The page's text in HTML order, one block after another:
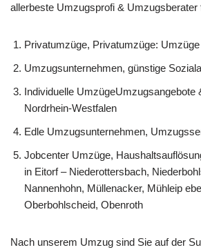
allerbeste Umzugsprofi & Umzugsberater
Privatumzüge, Privatumzüge:
Umzugsunternehmen, günstige
Individuelle UmzügeUmzugsangebote
Nordrhein-Westfalen
Edle Umzugsunternehmen,
Jobcenter Umzüge,
in Eitorf – Niederottersbach,
Nannenhohn, Müllenacker, Mühleip
Oberbohlscheid, Obenroth
Nach unserem Umzug sind Sie auf der